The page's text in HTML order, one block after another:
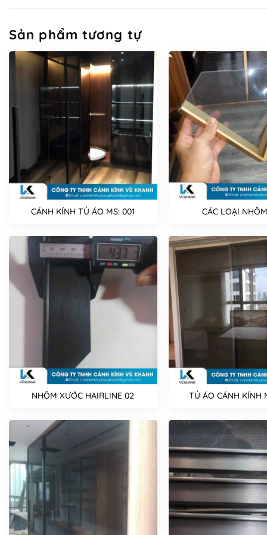
Sản phẩm tương tự
CÁNH KÍNH TỦ ÁO MS: 001 CÁC LOẠI
NHÔM XƯỚC HAIRLINE 02 TỦ ÁO CÁNH KÍNH